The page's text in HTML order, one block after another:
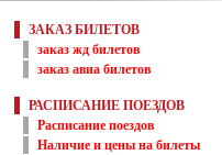
ЗАКАЗ БИЛЕТОВ
заказ жд билетов
заказ авиа билетов
РАСПИСАНИЕ ПОЕЗДОВ
Расписание поездов
Наличие и цены на билеты